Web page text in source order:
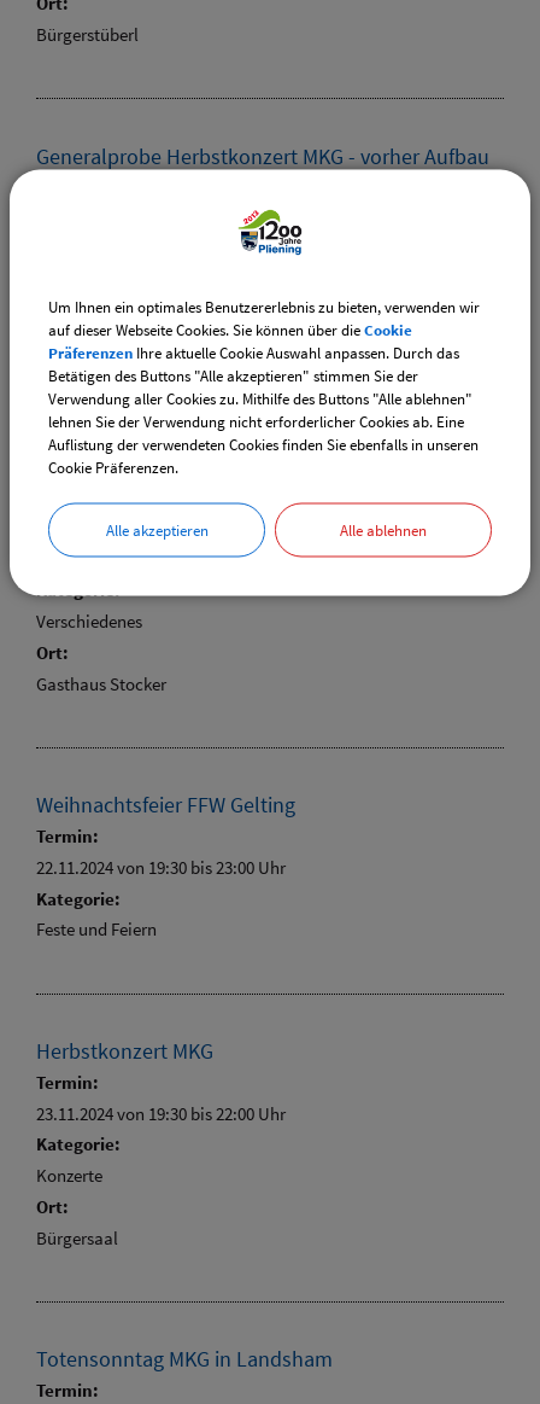
Bürgerstüberl
Generalprobe Herbstkonzert MKG - vorher Aufbau
Konzerte
Ort:
Bürgersaal
Grüner Treff
Termin:
22.11.2024 von 19:00bis 21:00 Uhr
Kategorie:
Verschiedenes
Ort:
Gasthaus Stocker
Weihnachtsfeier FFW Gelting
Termin:
22.11.2024 von 19:30 bis 23:00 Uhr
Kategorie:
Feste und Feiern
Herbstkonzert MKG
Termin:
23.11.2024 von 19:30 bis 22:00 Uhr
Kategorie:
Konzerte
Ort:
Bürgersaal
Totensonntag MKG in Landsham
Termin:
Um Ihnen ein optimales Benutzererlebnis zu bieten, verwenden wir
auf dieser Webseite Cookies. Sie können über dieCookie
Präferenzen Ihre aktuelle Cookie Auswahl anpassen. Durch das
Betätigen des Buttons "Alle akzeptieren" stimmen Sie der
Verwendung aller Cookies zu. Mithilfe des Buttons "Alle ablehnen"
lehnen Sie der Verwendung nicht erforderlicher Cookies ab. Eine
Auflistung der verwendeten Cookies finden Sie ebenfalls in unseren
Cookie Präferenzen.
Alle akzeptieren Alle ablehnen